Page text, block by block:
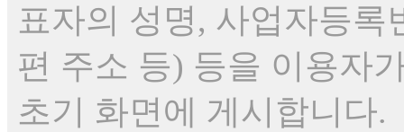
표자의 성명, 사업자등록
편 주소 등) 등을 이용자
초기 화면에 게시합니다.